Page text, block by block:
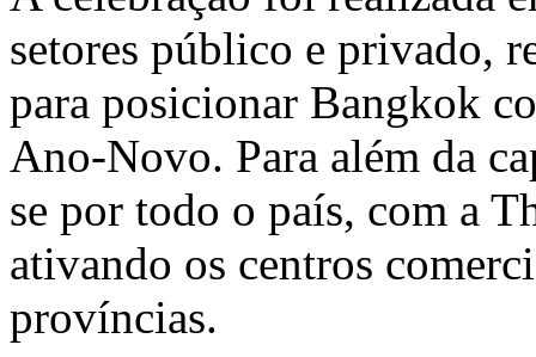
setores público e privado,
para posicionar Bangkok
Ano-Novo. Para além da
se por todo o país, com a
ativando os centros
províncias.